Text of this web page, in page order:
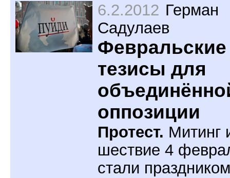
6.2.2012 Герман
Садулаев
Февральские
тезисы для
оппозиции
Протест. Митинг
шествие 4
стали праздником